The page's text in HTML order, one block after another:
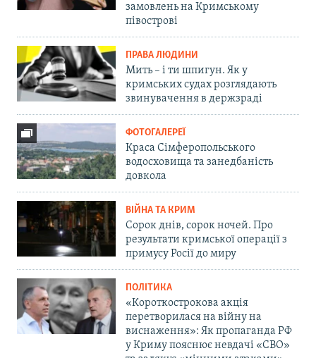
замовлень на Кримському
півострові
ПРАВА ЛЮДИНИ
Мить – і ти шпигун. Як у
кримських судах розглядають
звинувачення в держзраді
ФОТОГАЛЕРЕЇ
Краса Сімферопольського
водосховища та занедбаність
довкола
ВІЙНА ТА КРИМ
Сорок днів, сорок ночей. Про
результати кримської операції з
примусу Росії до миру
ПОЛІТИКА
«Короткострокова акція
перетворилася на війну на
виснаження»: Як пропаганда РФ
у Криму пояснює невдачі «СВО»